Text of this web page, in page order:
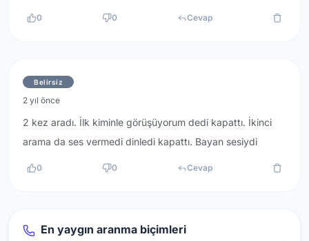
0 0 Cevap
Belirsiz
2 yıl önce
2 kez aradı. İlk kiminle görüşüyorum dedi kapattı. İkinci
arama da ses vermedi dinledi kapattı. Bayan sesiydi
0 0 Cevap
En yaygın aranma biçimleri